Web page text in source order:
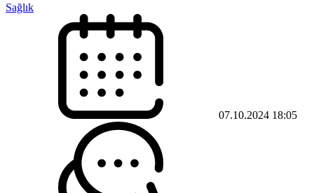
Sağlık
07.10.2024 18:05